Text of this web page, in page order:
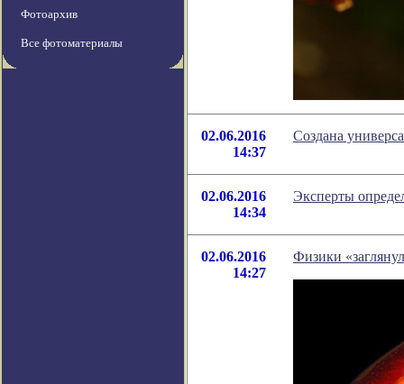
Фотоархив
Все фотоматериалы
02.06.2016
14:37
Создана
02.06.2016
14:34
Эксперты
02.06.2016
14:27
Физики